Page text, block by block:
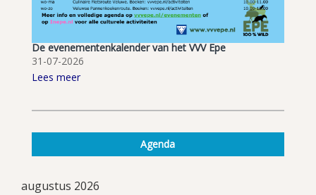
De evenementenkalender van het VVV Epe
31-07-2026
Lees meer
Agenda
augustus 2026